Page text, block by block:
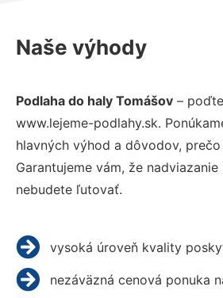
Naše výhody
Podlaha do haly Tomášov –
www.lejeme-podlahy.sk.
hlavných výhod a dôvodov,
Garantujeme vám, že
nebudete ľutovať.
vysoká úroveň kvality
nezáväzná cenová ponuka